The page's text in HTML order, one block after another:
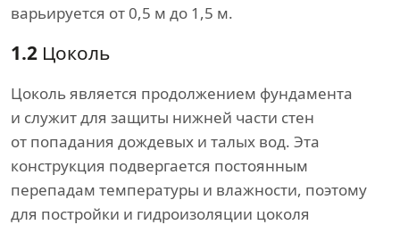
варьируется от 0,5 м до 1,5 м.
1.2 Цоколь
Цоколь является продолжением фундамента
и служит для защиты нижней части стен
от попадания дождевых и талых вод. Эта
конструкция подвергается постоянным
перепадам температуры и влажности, поэтому
для постройки и гидроизоляции цоколя